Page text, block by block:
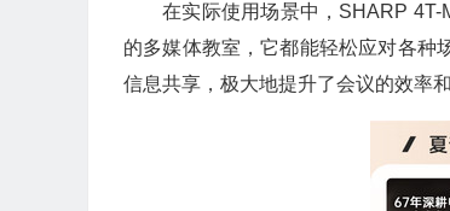
在实际使用场景中，SHARP
的多媒体教室，它都能轻松应对各种
信息共享，极大地提升了会议的效率和